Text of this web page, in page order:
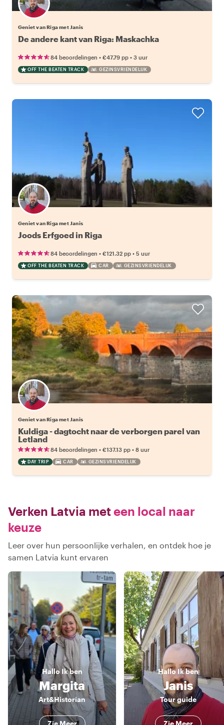
Geniet van Rīga met Janis
De andere kant van Riga: Maskachka
84 beoordelingen • €47.79 pp • 3 uur
OFF THE BEATEN TRACK GEZINSVRIENDELIJK
Geniet van Riga met Janis
Joods Erfgoed in Riga
84 beoordelingen • €121.32 pp • 5 uur
OFF THE BEATEN TRACK CAR GEZINSVRIENDELIJK
Geniet van Riga met Janis
Kuldiga - dagtocht naar de verborgen parel van
Letland
84 beoordelingen • €137.13 pp • 8 uur
DAY TRIP CAR GEZINSVRIENDELIJK
Verken Latvia meteen local naar
keuze
Leer over hun persoonlijke verhalen, en ontdek hoe je
samen Latvia kunt ervaren
Hallo Ik ben
Margita
Art&Historian
Zie Meer
Hallo Ik ben
Janis
Tour guide
Zie Meer